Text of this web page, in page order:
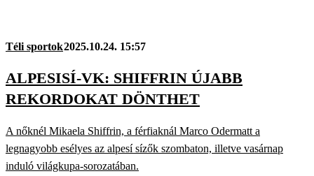
Téli sportok2025.10.24. 15:57
ALPESISÍ-VK: SHIFFRIN ÚJABB
REKORDOKAT DÖNTHET
A nőknél Mikaela Shiffrin, a férfiaknál Marco Odermatt a
legnagyobb esélyes az alpesí sízők szombaton, illetve vasárnap
induló világkupa-sorozatában.